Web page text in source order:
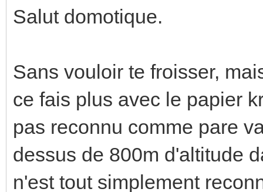
Salut domotique.
Sans vouloir te froisser,
ce fais plus avec le papier
pas reconnu comme pare
dessus de 800m d'altitude
n'est tout simplement